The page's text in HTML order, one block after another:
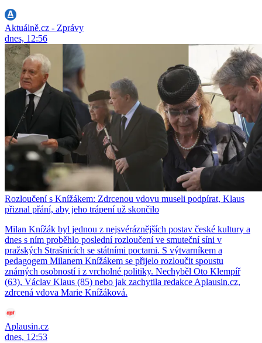
Aktuálně.cz - Zprávy
dnes, 12:56
Rozloučení s Knížákem: Zdrcenou vdovu museli podpírat, Klaus
přiznal přání, aby jeho trápení už skončilo
Milan Knížák byl jednou z nejsvéráznějších postav české kultury a
dnes s ním proběhlo poslední rozloučení ve smuteční síni v
pražských Strašnicích se státními poctami. S výtvarníkem a
pedagogem Milanem Knížákem se přijelo rozloučit spoustu
známých osobností i z vrcholné politiky. Nechyběl Oto Klempíř
(63), Václav Klaus (85) nebo jak zachytila redakce Aplausin.cz,
zdrcená vdova Marie Knížáková.
Aplausin.cz
dnes, 12:53